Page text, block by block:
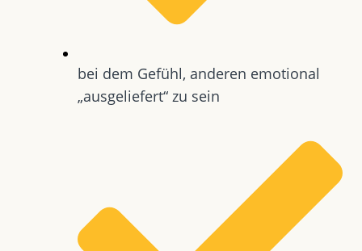
bei dem Gefühl, anderen emotional
„ausgeliefert“ zu sein